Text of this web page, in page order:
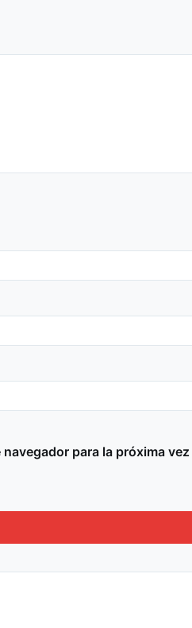
para la próxima